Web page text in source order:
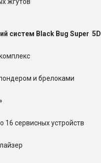
систем Black Bug Super 5D
и брелоками
16 сервисных устройств